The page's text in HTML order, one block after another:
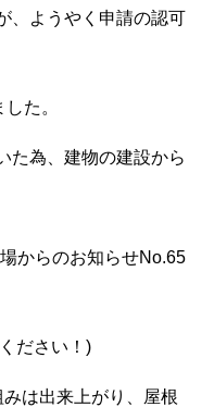
、ようやく申請の認可
た。
た為、建物の建設から
からのお知らせNo.65
ださい！)
は出来上がり、屋根